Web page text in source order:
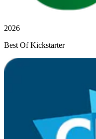
2026
Best Of Kickstarter